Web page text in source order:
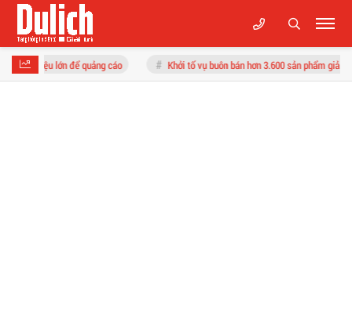
quảng cáo Khởi tố vụ buôn bán hơn 3.600 sản phẩm giả mạo nhãn hiệu nổi